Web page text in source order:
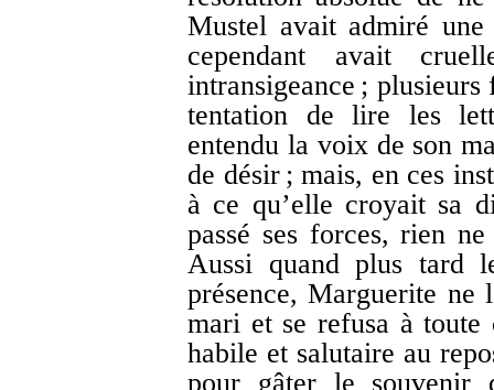
Mustel avait admiré
cependant avait
intransigeance ;
tentation de lire les
entendu la voix de son
de désir ; mais, en ces
à ce qu’elle croyait sa
passé ses forces, rien
Aussi quand plus tard
présence, Marguerite ne
mari et se refusa à
habile et salutaire au
pour gâter le souvenir